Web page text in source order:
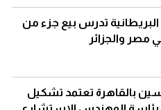
البريطانية تدرس بيع جزء من
مصر والجزائر
بالقاهرة تعتمد تشكيل